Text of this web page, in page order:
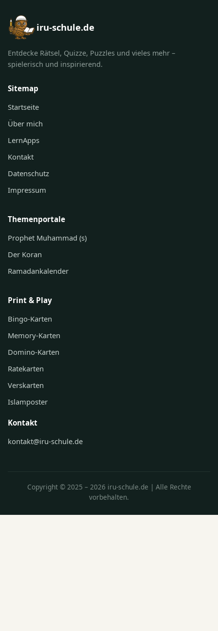
iru-schule.de
Entdecke Rätsel, Quizze, Puzzles und vieles mehr –
spielerisch und inspirierend.
Sitemap
Startseite
Über mich
LernApps
Kontakt
Datenschutz
Impressum
Themenportale
Prophet Muhammad (s)
Der Koran
Ramadankalender
Print & Play
Bingo-Karten
Memory-Karten
Domino-Karten
Ratekarten
Verskarten
Islamposter
Kontakt
kontakt@iru-schule.de
Copyright © 2025 – 2026 iru-schule.de | Alle Rechte
vorbehalten.